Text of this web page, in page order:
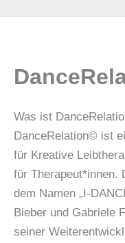
Was ist
DanceRelation© ist
für Kreative
für Therapeut*innen.
dem Namen „I-
Bieber und Gabriele
seiner